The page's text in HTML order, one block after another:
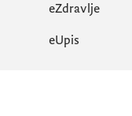
eZdravlje
еUpis